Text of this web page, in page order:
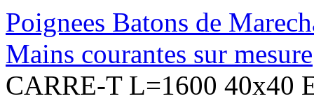
Poignees Batons de
Mains courantes sur mesure
CARRE-T L=1600 40x40